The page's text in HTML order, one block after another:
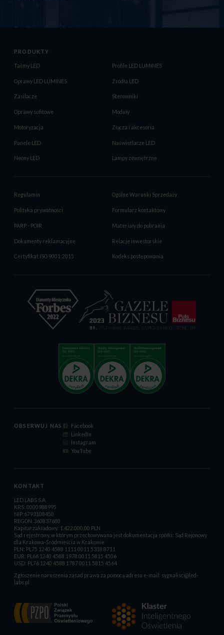
PRODUKTY
Taśmy LED Profile LED LUMINES
Oprawy LED LUMINES Źródła LED
Zasilacze Sterowniki
Oprawy sufitowe Moduły
Motoryzacja Złącza i akcesoria
Panele LED Naświetlacze LED
Neony LED Lampy zewnętrzne
Regulamin Ogólne Warunki Sprzedaży
Polityka prywatności Formularz kontaktowy
PARP - POIR Materiały do pobrania
Dokumenty reklamacyjne Relacje inwestorskie
Certyfikat ISO 9001:2015 Kodeks postępowania
OBSERWUJ NAS
Facebook
LinkedIn
Instagram
YouTube
KONTAKT
LED LABS S.A.
KRS: 0000988995
NIP:6793108450
REGON:360837680
Kapitał zakładowy: 1.422.000,00 PLN
Sąd rejestrowy, w którym przechowywana jest dokumentacja spółki: Sąd Rejonowy
dla Krakowa-Śródmieścia w Krakowie
PLN: PL75 1240 4588 1111 0011 5318 8711
EUR: PL66 1240 4588 1978 0011 5815 4506
USD: PL76 1240 4588 1787 0011 5815 4564
Zgłoszenie naruszenia zasad prawa za pomocą adresu e-mail: sygnalisci@led-
labs.pl